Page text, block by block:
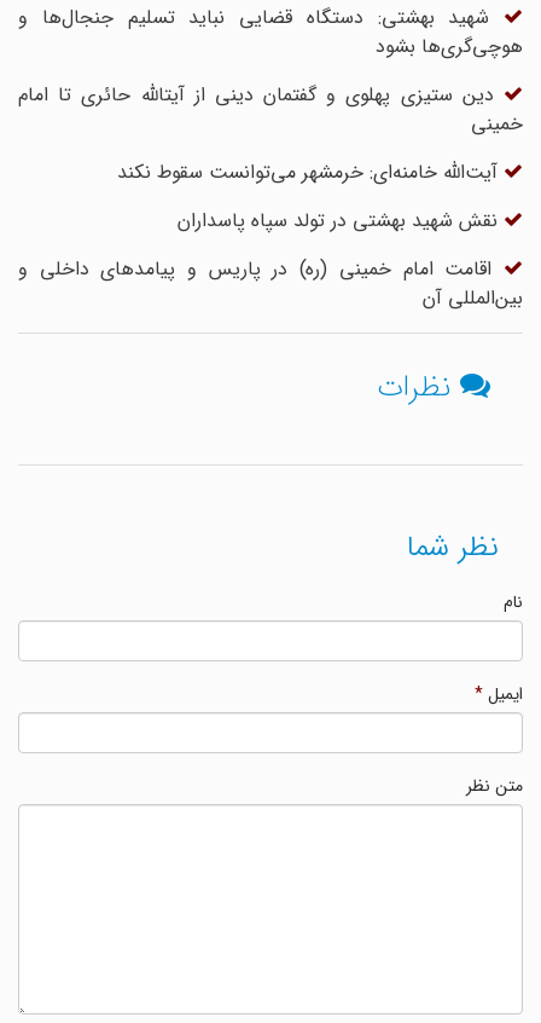
شهید بهشتی: دستگاه قضایی نباید تسلیم جنجال‌ها و
هوچی‌گری‌ها بشود
دین ‎ستیزی پهلوی و گفتمان دینی از آیت‎الله حائری تا امام
خمینی
آیت‌الله خامنه‌ای: خرمشهر می‌توانست سقوط نکند
نقش شهید بهشتی در تولد سپاه پاسداران
اقامت امام خمینی (ره) در پاریس و پیامدهای داخلی و
بین‌المللی آن
نظرات
نظر شما
ایمیل*
متن نظر